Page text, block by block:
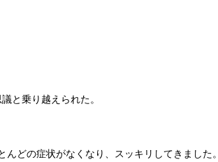
と乗り越えられた。
どの症状がなくなり、スッキリしてきました。